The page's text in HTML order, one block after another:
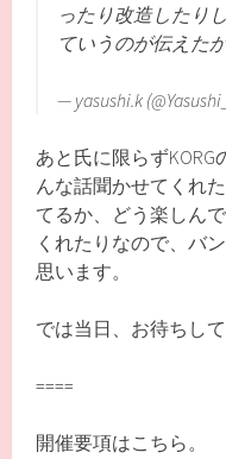
ったり改造したり
ていうのが伝えたか
— yasushi.k
あと氏に限らず
んな話聞かせてくれ
てるか、どう楽しん
くれたりなので、バ
思います。
では当日、お待ちして
====
開催要項はこちら。